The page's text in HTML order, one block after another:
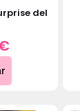
del